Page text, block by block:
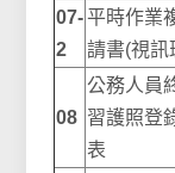
07-
2
平時作業
請書(視訊
08
公務人員
習護照登
表